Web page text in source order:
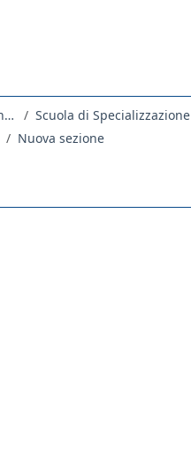
Dipartimento Universitario Clinico di Scienze mediche, chirurgiche e della salute Scuola di Specializzazione
Nuova sezione